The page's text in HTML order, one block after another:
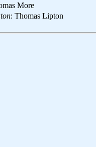
More
: Thomas Lipton